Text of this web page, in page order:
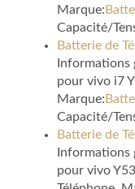
Marque:
Capacité/
Batterie de
Informations
pour vivo i7
Marque:
Capacité/
Batterie de
Informations
pour vivo